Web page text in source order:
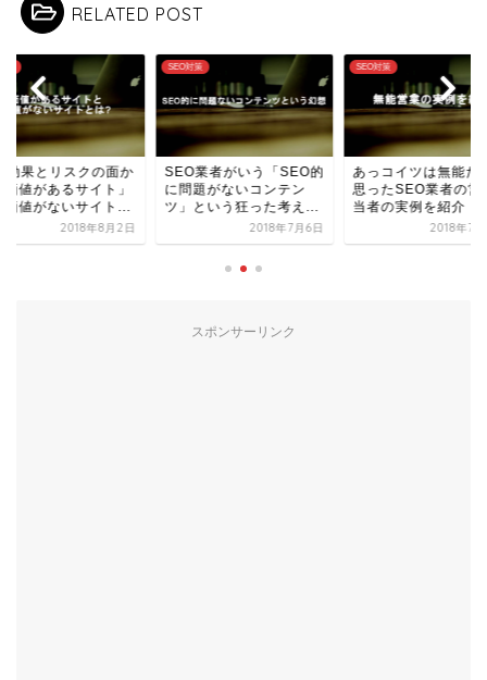
RELATED POST
効果とリスクの面か
価値があるサイト」
価値がないサイト...
2018年8月2日
SEO対策
SEO業者がいう「SEO的
に問題がないコンテン
ツ」という狂った考え...
2018年7月6日
SEO対策
あっコイツは無能だ
思ったSEO業者の営
当者の実例を紹介！
2018年7
スポンサーリンク